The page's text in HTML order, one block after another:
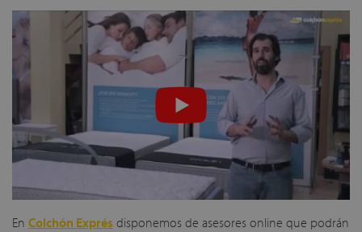
En Colchón Exprés disponemos de asesores online que podrán